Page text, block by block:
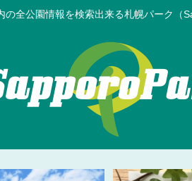
の全公園情報を検索出来る札幌パーク（